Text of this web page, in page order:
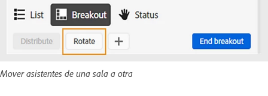
Mover asistentes de una sala a otra